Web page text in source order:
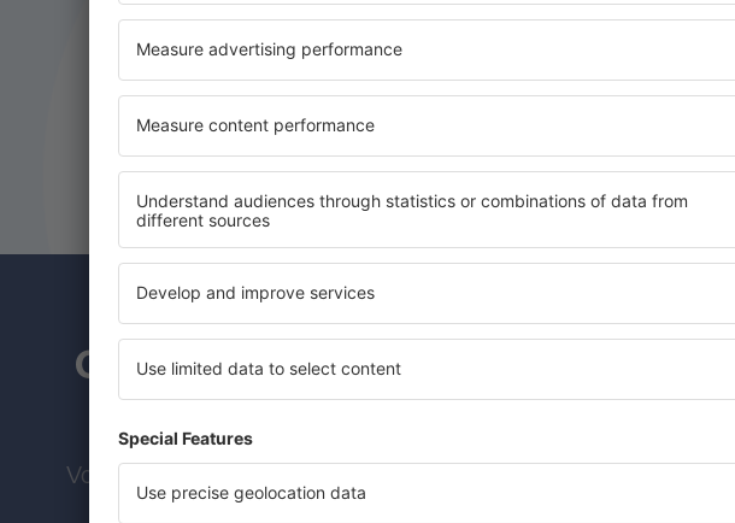
Economize tempo e
Reserve Voo+Hotel na
Confira
Os assinantes da newsletter
por menos
Voos baratos, city breaks, férias – receba ofertas únicas de